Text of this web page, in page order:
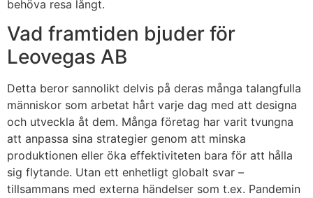
behöva resa långt.
Vad framtiden bjuder för
Leovegas AB
Detta beror sannolikt delvis på deras många talangfulla
människor som arbetat hårt varje dag med att designa
och utveckla åt dem. Många företag har varit tvungna
att anpassa sina strategier genom att minska
produktionen eller öka effektiviteten bara för att hålla
sig flytande. Utan ett enhetligt globalt svar –
tillsammans med externa händelser som t.ex. Pandemin